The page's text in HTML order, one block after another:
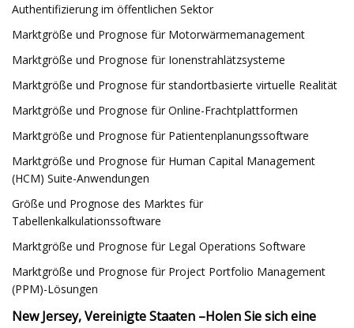
Authentifizierung im öffentlichen Sektor
Marktgröße und Prognose für Motorwärmemanagement
Marktgröße und Prognose für Ionenstrahlätzsysteme
Marktgröße und Prognose für standortbasierte virtuelle Realität
Marktgröße und Prognose für Online-Frachtplattformen
Marktgröße und Prognose für Patientenplanungssoftware
Marktgröße und Prognose für Human Capital Management
(HCM) Suite-Anwendungen
Größe und Prognose des Marktes für
Tabellenkalkulationssoftware
Marktgröße und Prognose für Legal Operations Software
Marktgröße und Prognose für Project Portfolio Management
(PPM)-Lösungen
New Jersey, Vereinigte Staaten –Holen Sie sich eine